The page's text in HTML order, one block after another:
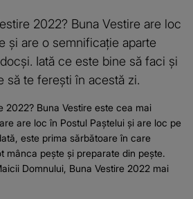
2022? Buna Vestire are loc
și are o semnificație aparte
Iată ce este bine să faci și
să te ferești în acestă zi.
2022? Buna Vestire este cea mai
are loc în Postul Paștelui și are loc pe
este prima sărbătoare în care
mânca pește și preparate din pește.
Domnului, Buna Vestire 2022 mai